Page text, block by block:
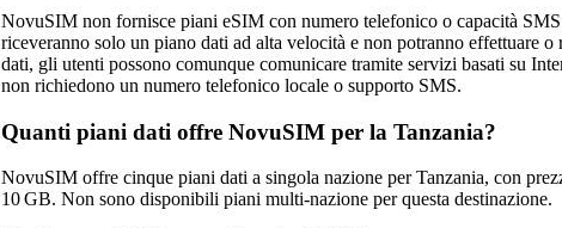
NovuSIM non fornisce piani eSIM con numero telefonico o capacità
riceveranno solo un piano dati ad alta velocità e non potranno effettuare
dati, gli utenti possono comunque comunicare tramite servizi basati su
non richiedono un numero telefonico locale o supporto SMS.
Quanti piani dati offre NovuSIM per la Tanzania?
NovuSIM offre cinque piani dati a singola nazione per Tanzania, con
10 GB. Non sono disponibili piani multi‑nazione per questa destinazione.